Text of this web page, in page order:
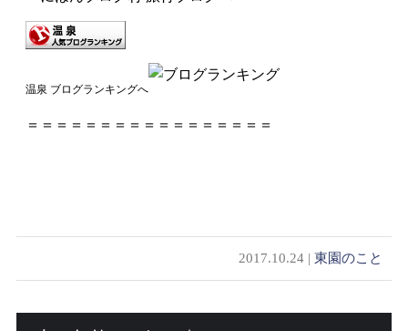
温泉 ブログランキングへ
＝＝＝＝＝＝＝＝＝＝＝＝＝＝＝＝＝
2017.10.24 |東園のこと